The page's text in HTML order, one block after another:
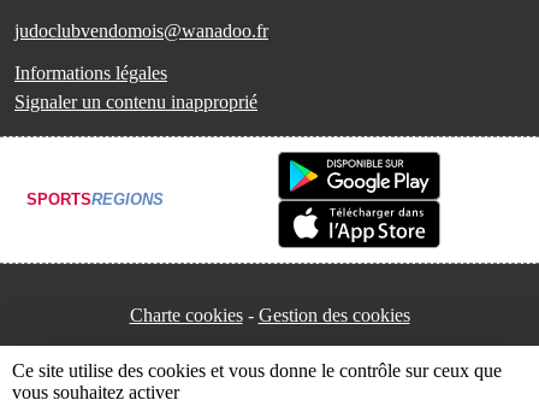
judoclubvendomois@wanadoo.fr
Informations légales
Signaler un contenu inapproprié
SPORTSREGIONS
Charte cookies Gestion des cookies
Ce site utilise des cookies et vous donne le contrôle sur ceux que
vous souhaitez activer